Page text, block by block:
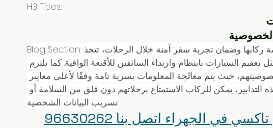
H3 Titles:
Blog Section:تهتم شركة تاكسي الكويت بسلامة ركابها وضمان تجربة سفر آمنة. خلال الرحلات، تتخذ
تعقيم السيارات بانتظام وارتداء السائقين للأقنعة الواقية. كما تلتزم
حيث يتم معالجة المعلومات بسرية تامة وفقًا لأعلى معايير
التدابير، يمكن للركاب الاستمتاع برحلاتهم دون قلق من السلامة أو
تسريب البيانات الشخصية.
في الجهراء اتصل بنا 96630262